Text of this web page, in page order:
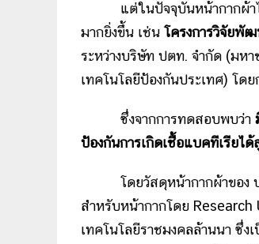
แต่ในปัจจุบันหน้ากากผ้าได้
มากยิ่งขึ้น เช่น โครงการวิจัยพั
ระหว่างบริษัท ปตท. จำกัด (มห
เทคโนโลยีป้องกันประเทศ) โด
ซึ่งจากการทดสอบพบว่า
ป้องกันการเกิดเชื้อแบคทีเรียไ
โดยวัสดุหน้ากากผ้าของ ปต
สำหรับหน้ากากโดย Research
เทคโนโลยีราชมงคลล้านนา ซึ่